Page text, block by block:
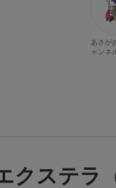
あさが
ャンネ
クステラ